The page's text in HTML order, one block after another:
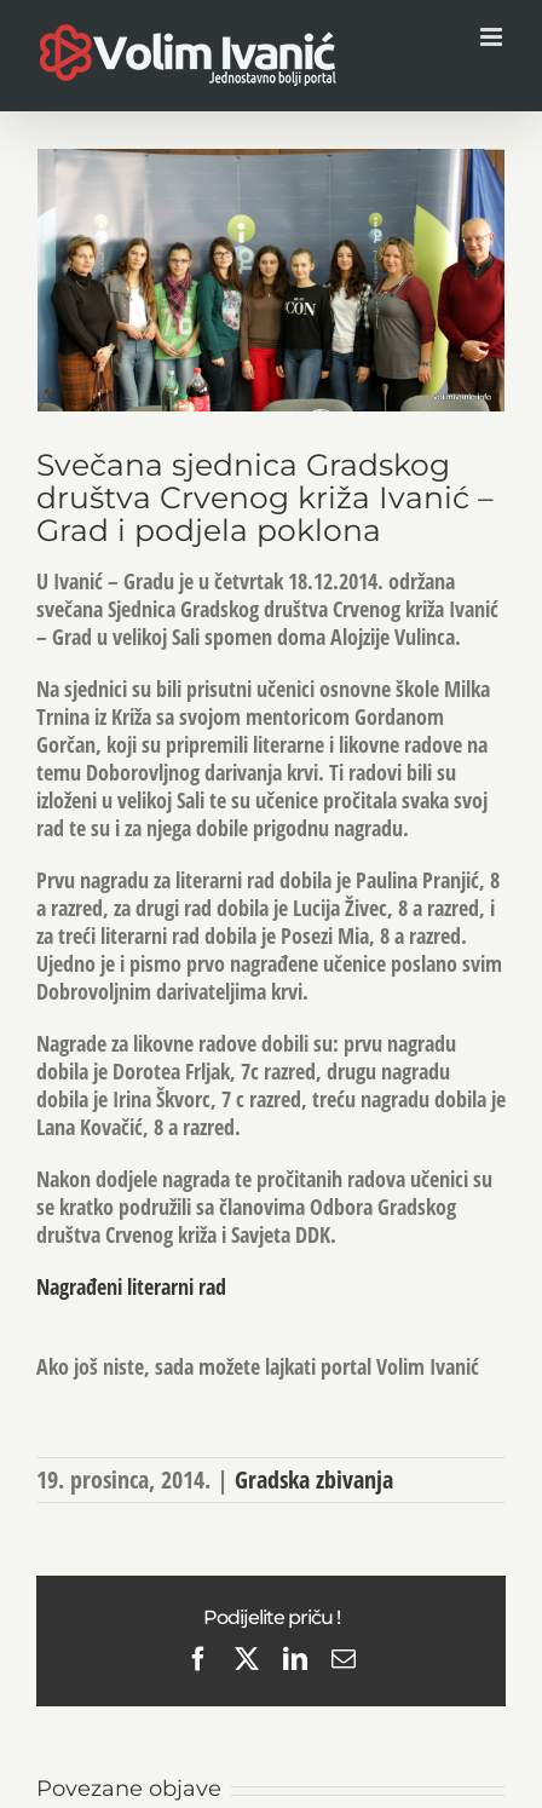
content
View
Image
Svečana sjednica Gradskog
društva Crvenog križa Ivanić –
Grad i podjela poklona
U Ivanić – Gradu je u četvrtak 18.12.2014. održana
svečana Sjednica Gradskog društva Crvenog križa Ivanić
– Grad u velikoj Sali spomen doma Alojzije Vulinca.
Na sjednici su bili prisutni učenici osnovne škole Milka
Trnina iz Križa sa svojom mentoricom Gordanom
Gorčan, koji su pripremili literarne i likovne radove na
temu Doborovljnog darivanja krvi. Ti radovi bili su
izloženi u velikoj Sali te su učenice pročitala svaka svoj
rad te su i za njega dobile prigodnu nagradu.
Prvu nagradu za literarni rad dobila je Paulina Pranjić, 8
a razred, za drugi rad dobila je Lucija Živec, 8 a razred, i
za treći literarni rad dobila je Posezi Mia, 8 a razred.
Ujedno je i pismo prvo nagrađene učenice poslano svim
Dobrovoljnim darivateljima krvi.
Nagrade za likovne radove dobili su: prvu nagradu
dobila je Dorotea Frljak, 7c razred, drugu nagradu
dobila je Irina Škvorc, 7 c razred, treću nagradu dobila je
Lana Kovačić, 8 a razred.
Nakon dodjele nagrada te pročitanih radova učenici su
se kratko podružili sa članovima Odbora Gradskog
društva Crvenog križa i Savjeta DDK.
Nagrađeni literarni rad
Ako još niste, sada možete lajkati portal Volim Ivanić
19. prosinca, 2014. | Gradska zbivanja
Podijelite priču !
FacebookLinkedIn
Email
Povezane objave